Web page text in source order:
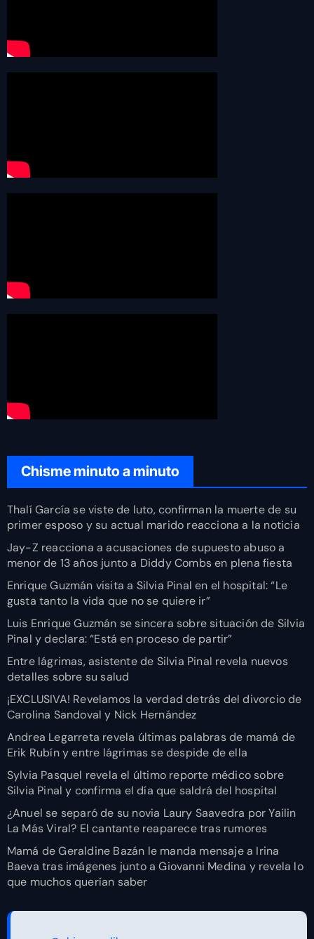
Chisme minuto a minuto
Thalí García se viste de luto, confirman la muerte de su
primer esposo y su actual marido reacciona a la noticia
Jay-Z reacciona a acusaciones de supuesto abuso a
menor de 13 años junto a Diddy Combs en plena fiesta
Enrique Guzmán visita a Silvia Pinal en el hospital: “Le
gusta tanto la vida que no se quiere ir”
Luis Enrique Guzmán se sincera sobre situación de Silvia
Pinal y declara: “Está en proceso de partir”
Entre lágrimas, asistente de Silvia Pinal revela nuevos
detalles sobre su salud
¡EXCLUSIVA! Revelamos la verdad detrás del divorcio de
Carolina Sandoval y Nick Hernández
Andrea Legarreta revela últimas palabras de mamá de
Erik Rubín y entre lágrimas se despide de ella
Sylvia Pasquel revela el último reporte médico sobre
Silvia Pinal y confirma el día que saldrá del hospital
¿Anuel se separó de su novia Laury Saavedra por Yailin
La Más Viral? El cantante reaparece tras rumores
Mamá de Geraldine Bazán le manda mensaje a Irina
Baeva tras imágenes junto a Giovanni Medina y revela lo
que muchos querían saber